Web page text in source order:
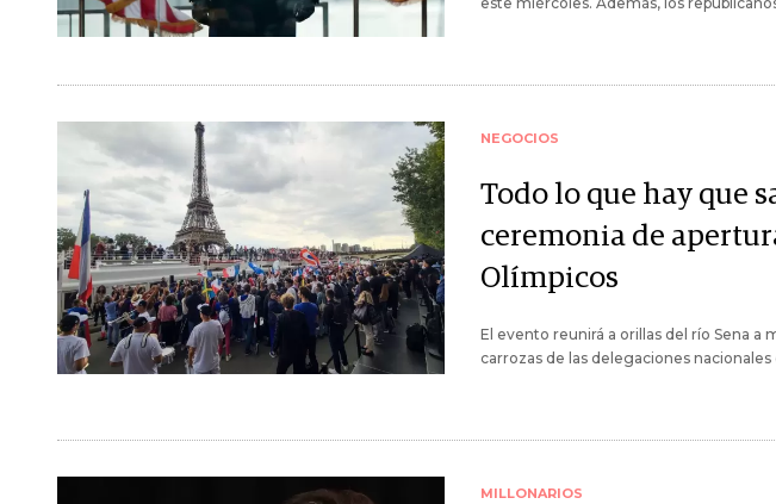
NEGOCIOS
Todo lo que hay que
ceremonia de
Olímpicos
El evento reunirá a orillas del río Sena a
carrozas de las delegaciones nacionales
MILLONARIOS